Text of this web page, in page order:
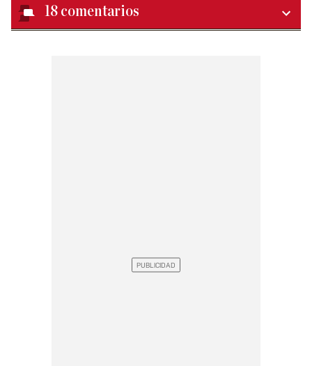
18 comentarios